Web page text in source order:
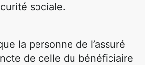
sociale.
la personne de l’assuré
de celle du bénéficiaire